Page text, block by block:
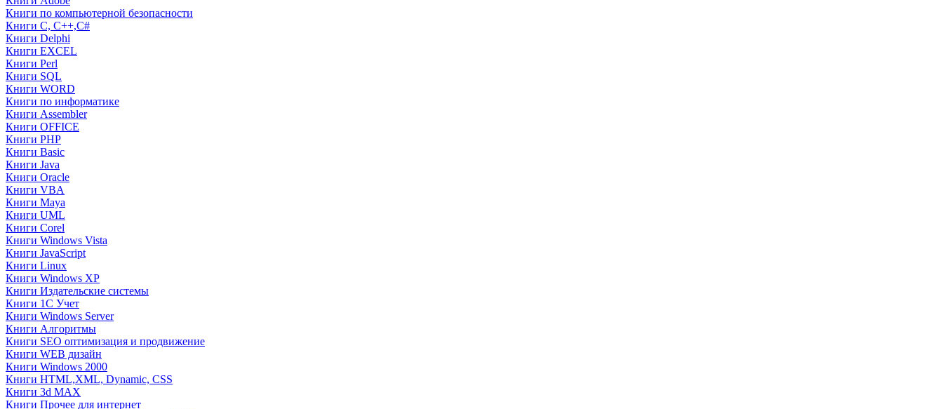
Книги по компьютерной безопасности
Книги C, C++,С#
Книги Delphi
Книги EXCEL
Книги Perl
Книги SQL
Книги WORD
Книги по информатике
Книги Assembler
Книги OFFICE
Книги PHP
Книги Basic
Книги Java
Книги Oracle
Книги VBA
Книги Maya
Книги UML
Книги Corel
Книги Windows Vista
Книги JavaScript
Книги Linux
Книги Windows XP
Книги Издательские системы
Книги 1C Учет
Книги Windows Server
Книги Алгоритмы
Книги SEO оптимизация и продвижение
Книги WEB дизайн
Книги Windows 2000
Книги HTML,XML, Dynamic, CSS
Книги 3d MAX
Книги Прочее для интернет